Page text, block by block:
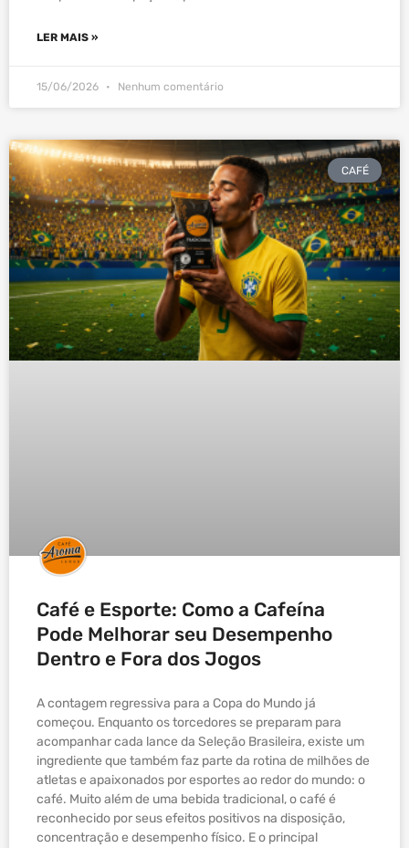
LER MAIS »
15/06/2026 Nenhum comentário
CAFÉ
Café e Esporte: Como a Cafeína
Pode Melhorar seu Desempenho
Dentro e Fora dos Jogos
A contagem regressiva para a Copa do Mundo já
começou. Enquanto os torcedores se preparam para
acompanhar cada lance da Seleção Brasileira, existe um
ingrediente que também faz parte da rotina de milhões de
atletas e apaixonados por esportes ao redor do mundo: o
café. Muito além de uma bebida tradicional, o café é
reconhecido por seus efeitos positivos na disposição,
concentração e desempenho físico. E o principal